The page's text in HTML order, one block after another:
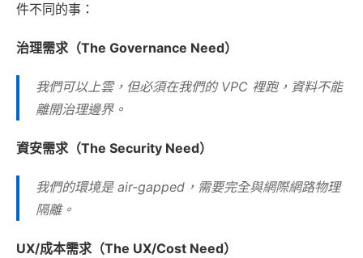
件不同的事：
治理需求（The Governance Need）
我們可以上雲，但必須在我們的 VPC 裡跑，資料不能
離開治理邊界。
資安需求（The Security Need）
我們的環境是 air-gapped，需要完全與網際網路物理
隔離。
UX/成本需求（The UX/Cost Need）